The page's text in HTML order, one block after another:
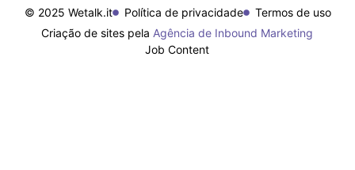
© 2025 Wetalk.it Política de privacidade
Termos de uso
Criação de sites pela Agência de Inbound Marketing
Job Content